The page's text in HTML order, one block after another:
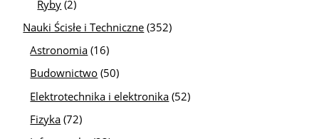
Ryby (2)
Nauki Ścisłe i Techniczne (352)
Astronomia (16)
Budownictwo (50)
Elektrotechnika i elektronika (52)
Fizyka (72)